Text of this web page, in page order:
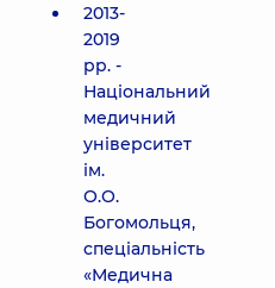
2013-
2019
рр. -
Національний
медичний
університет
ім.
О.О.
Богомольця,
спеціальність
«Медична